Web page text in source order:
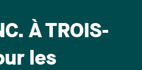
À TROIS-
les